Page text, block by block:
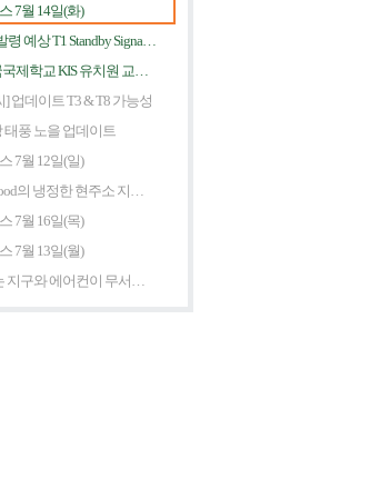
7월 14일(화)
] 업데이트 T3 & T8 가능성
태풍 노을 업데이트
7월 12일(일)
7월 16일(목)
7월 13일(월)